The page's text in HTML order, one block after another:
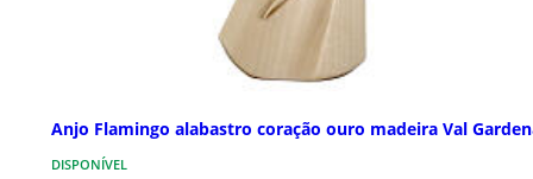
Anjo Flamingo alabastro coração ouro madeira Val
DISPONÍVEL